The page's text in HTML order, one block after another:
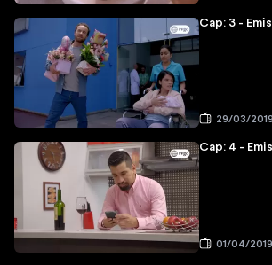
Cap: 3 -
29/03/2019
Cap: 4 -
01/04/2019